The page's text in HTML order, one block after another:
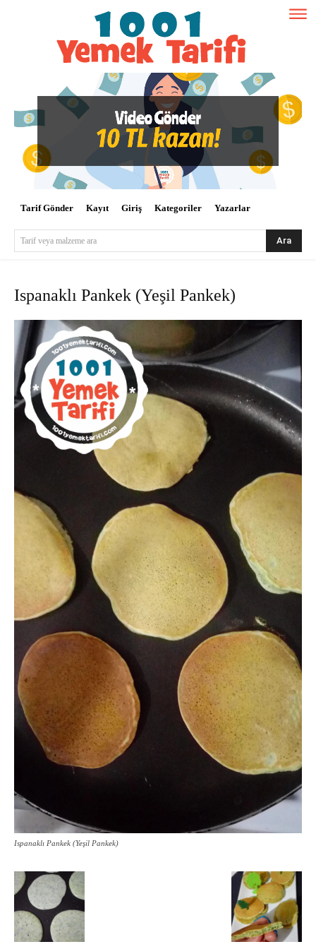
Tarif Gönder Kayıt Giriş Kategoriler Yazarlar
Tarif veya malzeme ara Ara
Ispanaklı Pankek (Yeşil Pankek)
Ispanaklı Pankek (Yeşil Pankek)